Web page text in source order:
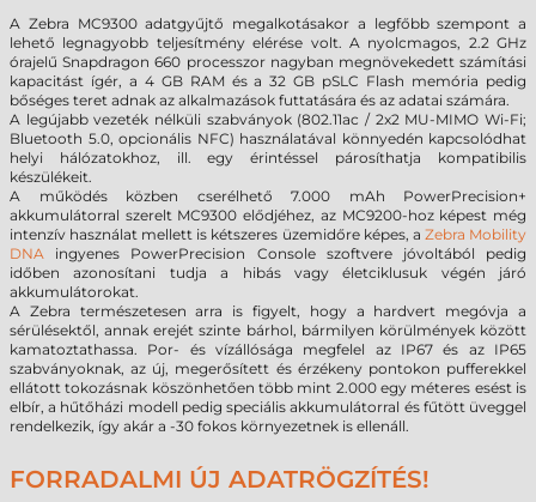
A Zebra MC9300 adatgyűjtő megalkotásakor a legfőbb szempont a
lehető legnagyobb teljesítmény elérése volt. A nyolcmagos, 2.2 GHz
órajelű Snapdragon 660 processzor nagyban megnövekedett számítási
kapacitást ígér, a 4 GB RAM és a 32 GB pSLC Flash memória pedig
bőséges teret adnak az alkalmazások futtatására és az adatai számára.
A legújabb vezeték nélküli szabványok (802.11ac / 2x2 MU-MIMO Wi-Fi;
Bluetooth 5.0, opcionális NFC) használatával könnyedén kapcsolódhat
helyi hálózatokhoz, ill. egy érintéssel párosíthatja kompatibilis
készülékeit.
A működés közben cserélhető 7.000 mAh PowerPrecision+
akkumulátorral szerelt MC9300 elődjéhez, az MC9200-hoz képest még
intenzív használat mellett is kétszeres üzemidőre képes, a Zebra Mobility
DNA ingyenes PowerPrecision Console szoftvere jóvoltából pedig
időben azonosítani tudja a hibás vagy életciklusuk végén járó
akkumulátorokat.
A Zebra természetesen arra is figyelt, hogy a hardvert megóvja a
sérülésektől, annak erejét szinte bárhol, bármilyen körülmények között
kamatoztathassa. Por- és vízállósága megfelel az IP67 és az IP65
szabványoknak, az új, megerősített és érzékeny pontokon pufferekkel
ellátott tokozásnak köszönhetően több mint 2.000 egy méteres esést is
elbír, a hűtőházi modell pedig speciális akkumulátorral és fűtött üveggel
rendelkezik, így akár a -30 fokos környezetnek is ellenáll.
FORRADALMI ÚJ ADATRÖGZÍTÉS!